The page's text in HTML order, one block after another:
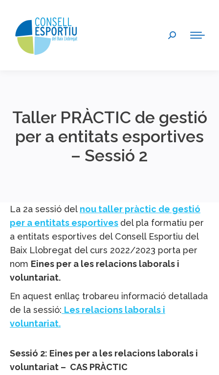
Search:
Taller PRÀCTIC de gestió
per a entitats esportives
– Sessió 2
La 2a sessió del nou taller pràctic de gestió
per a entitats esportives del pla formatiu per
a entitats esportives del Consell Esportiu del
Baix Llobregat del curs 2022/2023 porta per
nom Eines per a les relacions laborals i
voluntariat.
En aquest enllaç trobareu informació detallada
de la sessió: Les relacions laborals i
voluntariat.
Sessió 2: Eines per a les relacions laborals i
voluntariat – CAS PRÀCTIC